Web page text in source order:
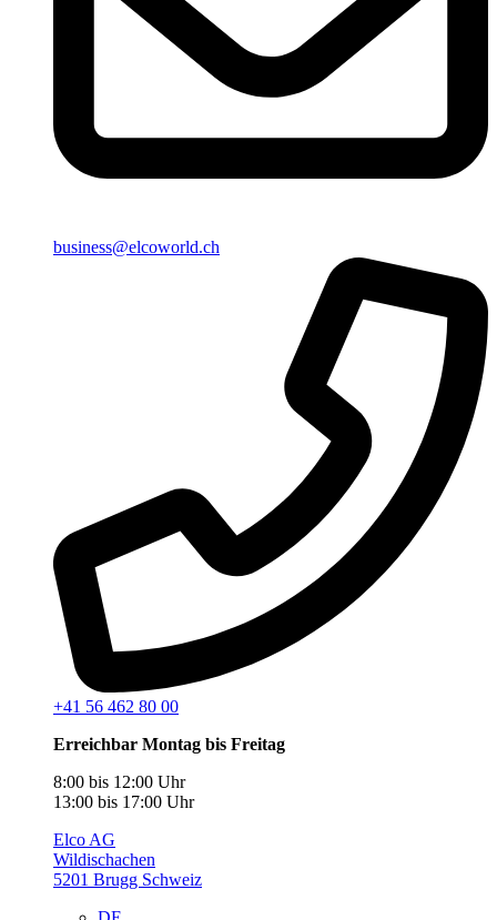
business@elcoworld.ch
+41 56 462 80 00
Erreichbar Montag bis Freitag
8:00 bis 12:00 Uhr
13:00 bis 17:00 Uhr
Elco AG
Wildischachen
5201 Brugg Schweiz